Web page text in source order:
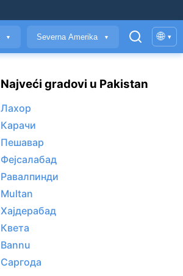
▼ Severna Amerika ▼ 🌐 ▾
Najveći gradovi u Pakistan
Лахор
Карачи
Пешавар
Фејсалабад
Равалпинди
Multan
Хајдерабад
Квета
Bannu
Саргода